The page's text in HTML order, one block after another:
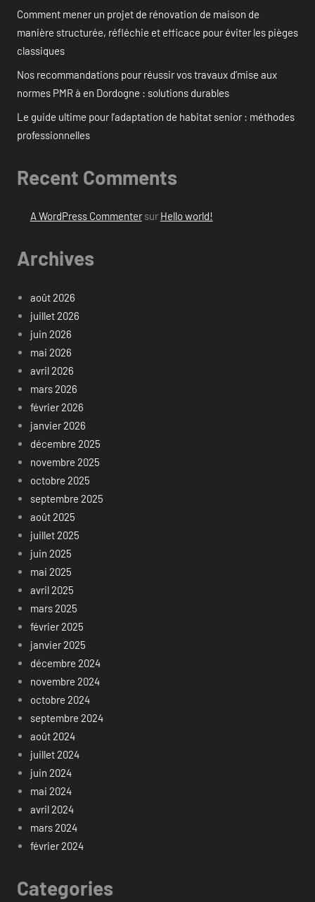
Comment mener un projet de rénovation de maison de
manière structurée, réfléchie et efficace pour éviter les pièges
classiques
Nos recommandations pour réussir vos travaux d’mise aux
normes PMR à en Dordogne : solutions durables
Le guide ultime pour l’adaptation de habitat senior : méthodes
professionnelles
Recent Comments
A WordPress Commentersur Hello world!
Archives
août 2026
juillet 2026
juin 2026
mai 2026
avril 2026
mars 2026
février 2026
janvier 2026
décembre 2025
novembre 2025
octobre 2025
septembre 2025
août 2025
juillet 2025
juin 2025
mai 2025
avril 2025
mars 2025
février 2025
janvier 2025
décembre 2024
novembre 2024
octobre 2024
septembre 2024
août 2024
juillet 2024
juin 2024
mai 2024
avril 2024
mars 2024
février 2024
Categories